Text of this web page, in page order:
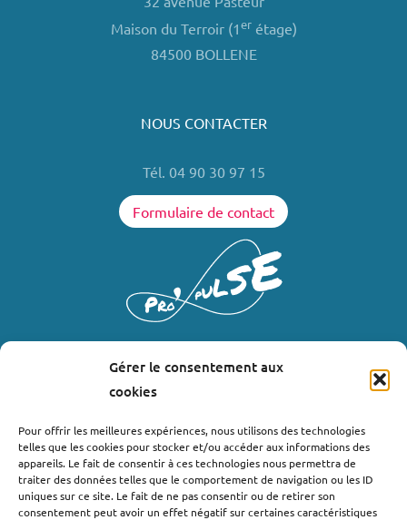
Gérer le consentement aux
cookies
Pour offrir les meilleures expériences, nous utilisons des technologies
telles que les cookies pour stocker et/ou accéder aux informations des
appareils. Le fait de consentir à ces technologies nous permettra de
traiter des données telles que le comportement de navigation ou les ID
uniques sur ce site. Le fait de ne pas consentir ou de retirer son
consentement peut avoir un effet négatif sur certaines caractéristiques
Maison du Terroir (1erétage)
84500 BOLLENE
NOUS CONTACTER
Tél. 04 90 30 97 15
Formulaire de contact
Où nous trouver ?
Bollène
Nyons
Valréas